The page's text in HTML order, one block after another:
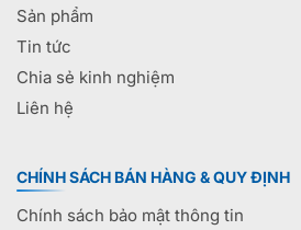
Sản phẩm
Tin tức
Chia sẻ kinh nghiệm
Liên hệ
CHÍNH SÁCH BÁN HÀNG & QUY ĐỊNH
Chính sách bảo mật thông tin